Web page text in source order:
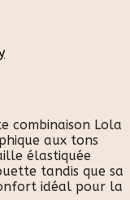
combinaison Lola
aux tons
élastiquée
tandis que sa
idéal pour la